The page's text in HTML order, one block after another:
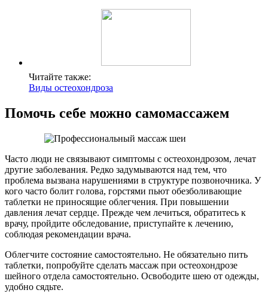
Читайте также:
Виды остеохондроза
Помочь себе можно самомассажем
Часто люди не связывают симптомы с остеохондрозом, лечат
другие заболевания. Редко задумываются над тем, что
проблема вызвана нарушениями в структуре позвоночника. У
кого часто болит голова, горстями пьют обезболивающие
таблетки не приносящие облегчения. При повышении
давления лечат сердце. Прежде чем лечиться, обратитесь к
врачу, пройдите обследование, приступайте к лечению,
соблюдая рекомендации врача.
Облегчите состояние самостоятельно. Не обязательно пить
таблетки, попробуйте сделать массаж при остеохондрозе
шейного отдела самостоятельно. Освободите шею от одежды,
удобно сядьте.